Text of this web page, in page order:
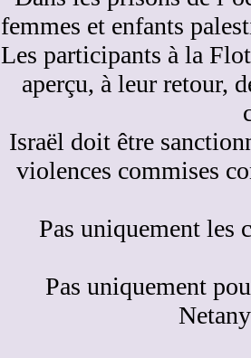
femmes et enfants
Les participants à la
aperçu, à leur retour,
Israël doit être
violences commises
Pas uniquement les
Pas uniquement